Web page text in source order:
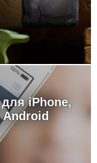
iPhone,